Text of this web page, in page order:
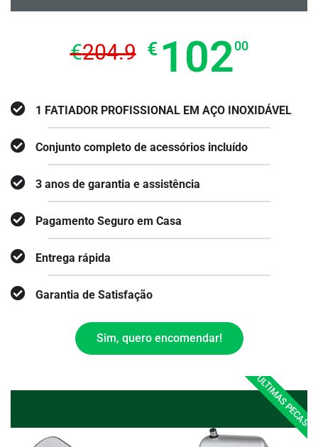
€204.9 € 10200
1 FATIADOR PROFISSIONAL EM AÇO INOXIDÁVEL
Conjunto completo de acessórios incluído
3 anos de garantia e assistência
Pagamento Seguro em Casa
Entrega rápida
Garantia de Satisfação
Sim, quero encomendar!
ULTIMAS PECAS